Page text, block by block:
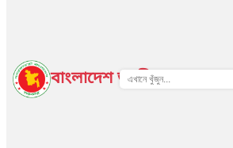
বাংলাদেশ জাতীয় তথ্য বাতায়ন